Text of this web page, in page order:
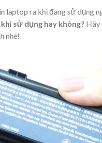
laptop ra khi đang sử dụng
sử dụng hay không? Hãy
nhé!